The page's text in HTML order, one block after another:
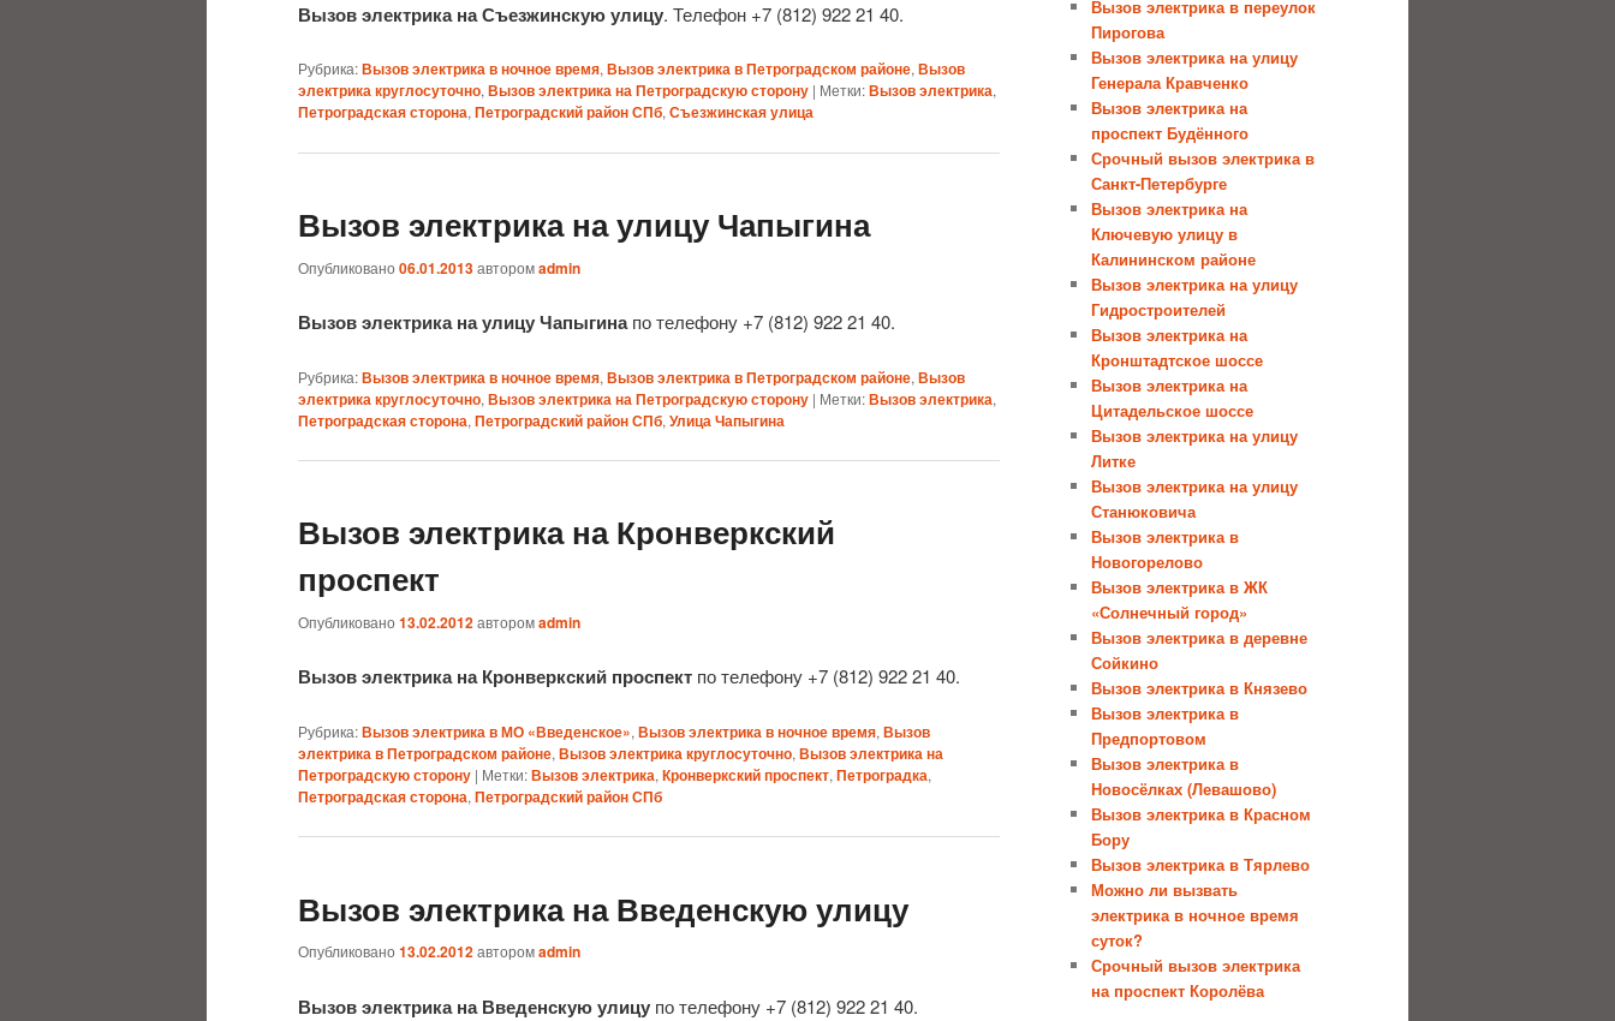
Вызов электрика на Съезжинскую улицу. Телефон +7 (812) 922 21 40.
Рубрика:Вызов электрика в ночное время, Вызов электрика в Петроградском районе, Вызов
электрика круглосуточно, Вызов электрика на Петроградскую сторону | Метки:Вызов электрика,
Петроградская сторона, Петроградский район СПб, Съезжинская улица
Вызов электрика на улицу Чапыгина
Опубликовано 06.01.2013авторомadmin
Вызов электрика на улицу Чапыгинапо телефону +7 (812) 922 21 40.
Рубрика:Вызов электрика в ночное время, Вызов электрика в Петроградском районе, Вызов
электрика круглосуточно, Вызов электрика на Петроградскую сторону | Метки:Вызов электрика,
Петроградская сторона, Петроградский район СПб, Улица Чапыгина
Вызов электрика на Кронверкский
проспект
Опубликовано 13.02.2012авторомadmin
Вызов электрика на Кронверкский проспект по телефону +7 (812) 922 21 40.
Рубрика:Вызов электрика в МО «Введенское», Вызов электрика в ночное время, Вызов
электрика в Петроградском районе, Вызов электрика круглосуточно, Вызов электрика на
Петроградскую сторону | Метки:Вызов электрика, Кронверкский проспект, Петроградка,
Петроградская сторона, Петроградский район СПб
Вызов электрика на Введенскую улицу
Опубликовано 13.02.2012авторомadmin
Вызов электрика на Введенскую улицу по телефону +7 (812) 922 21 40.
Вызов электрика в переулок
Пирогова
Вызов электрика на улицу
Генерала Кравченко
Вызов электрика на
проспект Будённого
Срочный вызов электрика в
Санкт-Петербурге
Вызов электрика на
Ключевую улицу в
Калининском районе
Вызов электрика на улицу
Гидростроителей
Вызов электрика на
Кронштадтское шоссе
Вызов электрика на
Цитадельское шоссе
Вызов электрика на улицу
Литке
Вызов электрика на улицу
Станюковича
Вызов электрика в
Новогорелово
Вызов электрика в ЖК
«Солнечный город»
Вызов электрика в деревне
Сойкино
Вызов электрика в Князево
Вызов электрика в
Предпортовом
Вызов электрика в
Новосёлках (Левашово)
Вызов электрика в Красном
Бору
Вызов электрика в Тярлево
Можно ли вызвать
электрика в ночное время
суток?
Срочный вызов электрика
на проспект Королёва